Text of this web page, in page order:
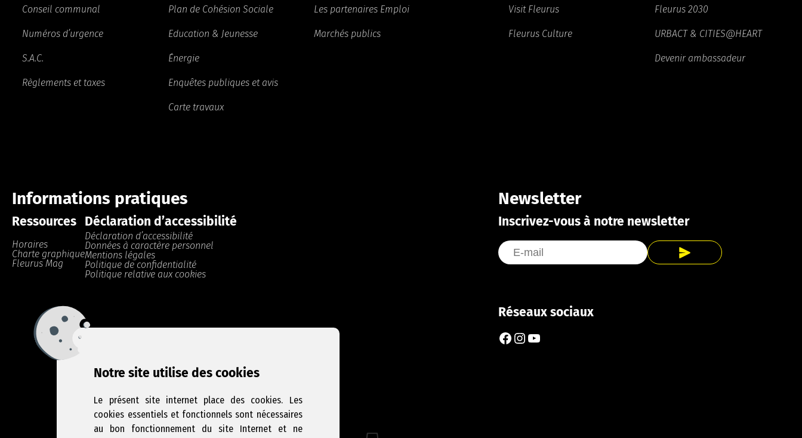
Conseil communal
Numéros d’urgence
S.A.C.
Règlements et taxes
Plan de Cohésion Sociale
Education & Jeunesse
Énergie
Enquêtes publiques et avis
Carte travaux
Les partenaires Emploi
Marchés publics
Visit Fleurus
Fleurus Culture
Fleurus 2030
URBACT & CITIES@HEART
Devenir ambassadeur
Informations pratiques
Ressources
Horaires
Charte graphique
Fleurus Mag
Déclaration d’accessibilité
Déclaration d’accessibilité
Données à caractère personnel
Mentions légales
Politique de confidentialité
Politique relative aux cookies
Newsletter
Inscrivez-vous à notre newsletter
Réseaux sociaux
Facebook
Instagram
YouTube
Notre site utilise des cookies
Le présent site internet place des cookies. Les
cookies essentiels et fonctionnels sont nécessaires
au bon fonctionnement du site Internet et ne